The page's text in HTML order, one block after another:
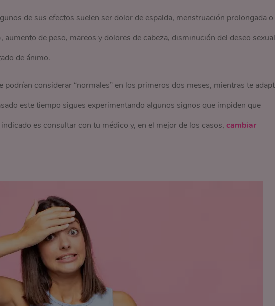
de sus efectos suelen ser dolor de espalda, menstruación prolongada o
aumento de peso, mareos y dolores de cabeza, disminución del deseo
de ánimo.
podrían considerar “normales” en los primeros dos meses, mientras te
este tiempo sigues experimentando algunos signos que impiden que
es consultar con tu médico y, en el mejor de los casos, cambiar